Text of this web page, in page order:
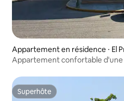
Appartement en résidence ⋅ El
Appartement confortable
Superhôte
Superhôte